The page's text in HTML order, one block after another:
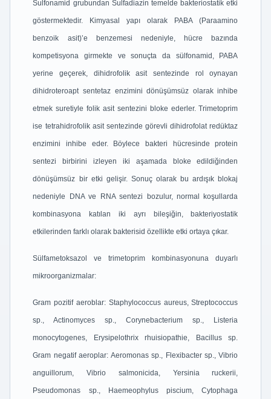
Sulfonamid grubundan Sulfadiazin temelde bakteriostatik etki
göstermektedir. Kimyasal yapı olarak PABA (Paraamino
benzoik asit)’e benzemesi nedeniyle, hücre bazında
kompetisyona girmekte ve sonuçta da sülfonamid, PABA
yerine geçerek, dihidrofolik asit sentezinde rol oynayan
dihidroteroapt sentetaz enzimini dönüşümsüz olarak inhibe
etmek suretiyle folik asit sentezini bloke ederler. Trimetoprim
ise tetrahidrofolik asit sentezinde görevli dihidrofolat redüktaz
enzimini inhibe eder. Böylece bakteri hücresinde protein
sentezi birbirini izleyen iki aşamada bloke edildiğinden
dönüşümsüz bir etki gelişir. Sonuç olarak bu ardışık blokaj
nedeniyle DNA ve RNA sentezi bozulur, normal koşullarda
kombinasyona katılan iki ayrı bileşiğin, bakteriyostatik
etkilerinden farklı olarak bakterisid özellikte etki ortaya çıkar.
Sülfametoksazol ve trimetoprim kombinasyonuna duyarlı
mikroorganizmalar:
Gram pozitif aeroblar: Staphylococcus aureus, Streptococcus
sp., Actinomyces sp., Corynebacterium sp., Listeria
monocytogenes, Erysipelothrix rhuisiopathie, Bacillus sp.
Gram negatif aeroplar: Aeromonas sp., Flexibacter sp., Vibrio
anguillorum, Vibrio salmonicida, Yersinia ruckerii,
Pseudomonas sp., Haemeophylus piscium, Cytophaga